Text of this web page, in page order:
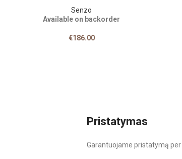
Senzo
Available on backorder
€186.00
Pristatymas
Garantuojame pristatymą per